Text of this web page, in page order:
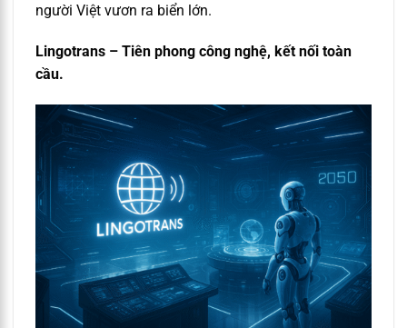
người Việt vươn ra biển lớn.
Lingotrans – Tiên phong công nghệ, kết nối toàn
cầu.